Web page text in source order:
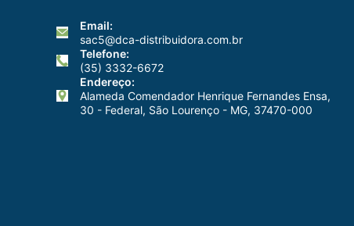
Email:
sac5@dca-distribuidora.com.br
Telefone:
(35) 3332-6672
Endereço:
Alameda Comendador Henrique Fernandes Ensa,
30 - Federal, São Lourenço - MG, 37470-000